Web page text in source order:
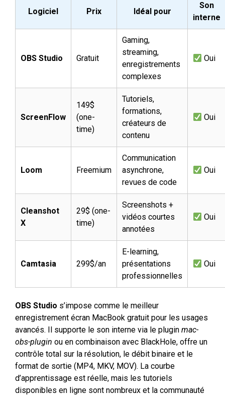
Logiciel Prix Idéal pour
Son
interne
OBS Studio Gratuit
Gaming,
streaming,
enregistrements
complexes
Oui
ScreenFlow
149$
(one-
time)
Tutoriels,
formations,
créateurs de
contenu
Oui
Loom Freemium
Communication
asynchrone,
revues de code
Oui
Cleanshot
X
29$ (one-
time)
Screenshots +
vidéos courtes
annotées
Oui
Camtasia 299$/an
E-learning,
présentations
professionnelles
Oui
OBS Studio s’impose comme le meilleur
enregistrement écran MacBook gratuit pour les usages
avancés. Il supporte le son interne via le plugin mac-
obs-plugin ou en combinaison avec BlackHole, offre un
contrôle total sur la résolution, le débit binaire et le
format de sortie (MP4, MKV, MOV). La courbe
d’apprentissage est réelle, mais les tutoriels
disponibles en ligne sont nombreux et la communauté